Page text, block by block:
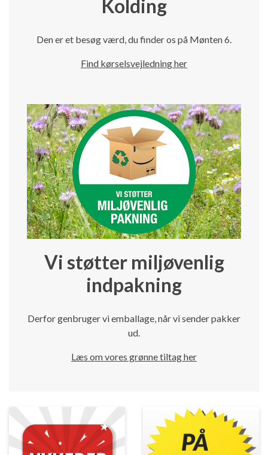
Kolding
Den er et besøg værd, du finder os på Mønten 6.
Find kørselsvejledning her
Vi støtter miljøvenlig
indpakning
Derfor genbruger vi emballage, når vi sender pakker
ud.
Læs om vores grønne tiltag her